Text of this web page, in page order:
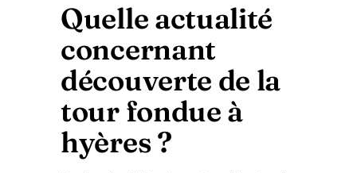
Quelle actualité
concernant
découverte de la
tour fondue à
hyères ?